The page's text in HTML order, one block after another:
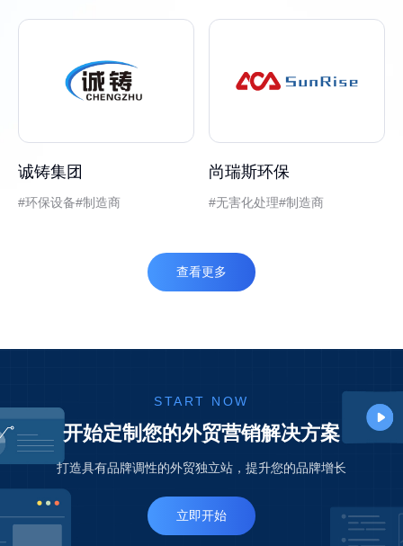
诚铸集团
环保设备 制造商
尚瑞斯环保
无害化处理 制造商
查看更多
START NOW
开始定制您的外贸营销解决方案
打造具有品牌调性的外贸独立站，提升您的品牌增长
立即开始